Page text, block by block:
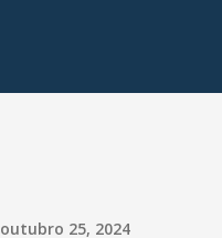
outubro 25, 2024